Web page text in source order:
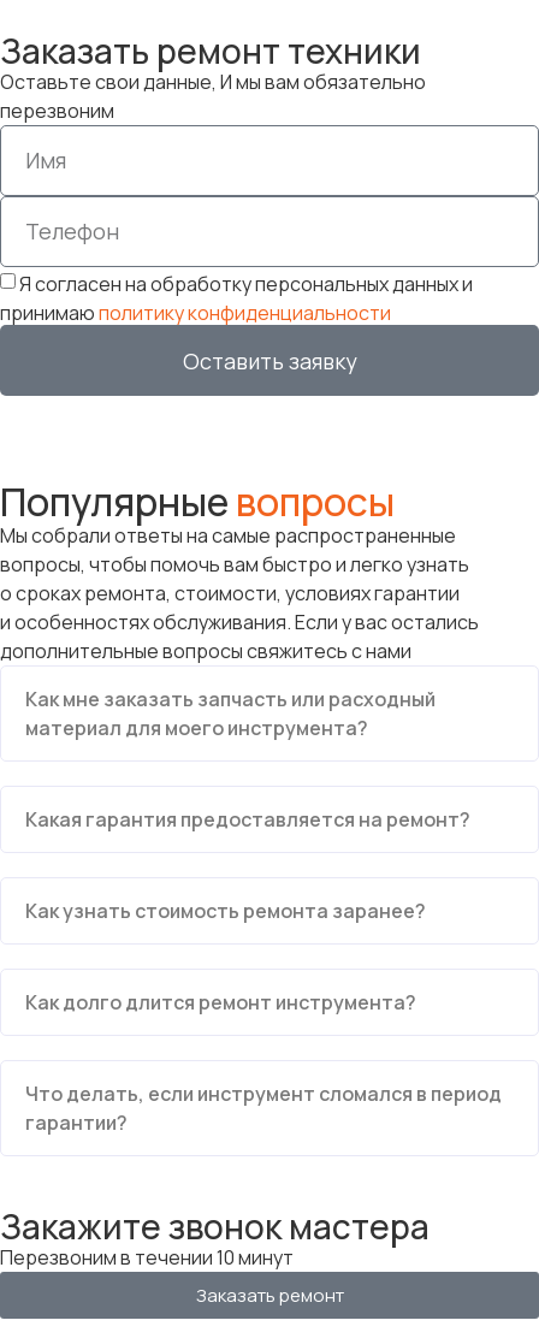
Заказать ремонт техники
Оставьте свои данные, И мы вам обязательно
перезвоним
Я согласен на обработку персональных данных и
принимаюполитику конфиденциальности
Оставить заявку
Популярные вопросы
Мы собрали ответы на самые распространенные
вопросы, чтобы помочь вам быстро и легко узнать
о сроках ремонта, стоимости, условиях гарантии
и особенностях обслуживания. Если у вас остались
дополнительные вопросы свяжитесь с нами
Как мне заказать запчасть или расходный
материал для моего инструмента?
Какая гарантия предоставляется на ремонт?
Как узнать стоимость ремонта заранее?
Как долго длится ремонт инструмента?
Что делать, если инструмент сломался в период
гарантии?
Закажите звонок мастера
Перезвоним в течении 10 минут
Заказать ремонт